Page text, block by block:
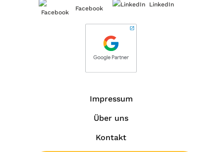
Facebook
LinkedIn
Impressum
Über uns
Kontakt